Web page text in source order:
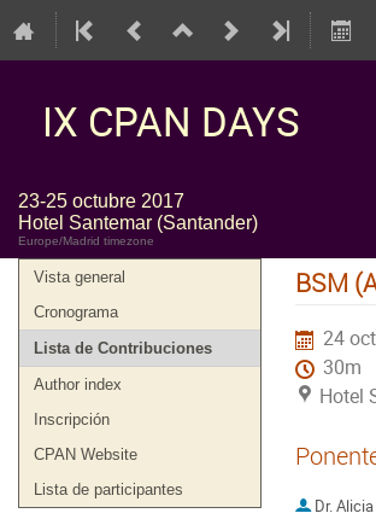
IX CPAN DAYS
23-25 octubre 2017
Hotel Santemar (Santander)
Europe/Madrid timezone
Vista general
Cronograma
Lista de Contribuciones
Author index
Inscripción
CPAN Website
Lista de participantes
BSM
24
30m
Hotel
Dr.